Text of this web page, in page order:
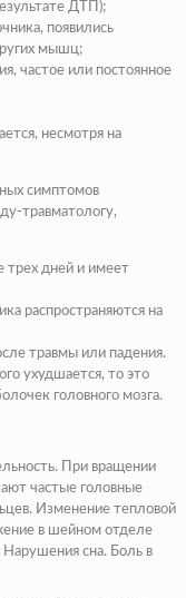
ДТП);
появились
мышц;
частое или постоянное
несмотря на
симптомов
травматологу,
трех дней и имеет
распространяются на
травмы или падения.
ухудшается, то это
головного мозга.
При вращении
частые головные
Изменение тепловой
в шейном отделе
Нарушения сна. Боль в